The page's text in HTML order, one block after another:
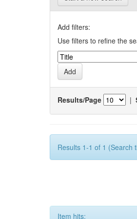
Add filters:
Use filters to refine the
Results/Page |
Results 1-1 of 1 (Search
Item hits: